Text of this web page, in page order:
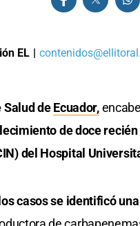
EL |
Salud deEcuador,
de doce
del Hospital
casos se identificó